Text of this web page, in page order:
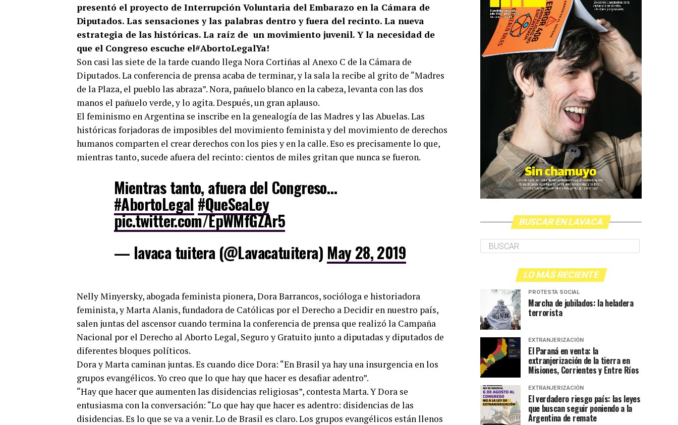
presentó el proyecto de Interrupción Voluntaria del Embarazo en la Cámara de
Diputados. Las sensaciones y las palabras dentro y fuera del recinto. La nueva
estrategia de las históricas. La raíz de un movimiento juvenil. Y la necesidad de
que el Congreso escuche el#AbortoLegalYa!
Son casi las siete de la tarde cuando llega Nora Cortiñas al Anexo C de la Cámara de
Diputados. La conferencia de prensa acaba de terminar, y la sala la recibe al grito de “Madres
de la Plaza, el pueblo las abraza”. Nora, pañuelo blanco en la cabeza, levanta con las dos
manos el pañuelo verde, y lo agita. Después, un gran aplauso.
El feminismo en Argentina se inscribe en la genealogía de las Madres y las Abuelas. Las
históricas forjadoras de imposibles del movimiento feminista y del movimiento de derechos
humanos comparten el crear derechos con los pies y en la calle. Eso es precisamente lo que,
mientras tanto, sucede afuera del recinto: cientos de miles gritan que nunca se fueron.
Mientras tanto, afuera del Congreso…
#AbortoLegal #QueSeaLey
pic.twitter.com/EpWMfGZAr5
— lavaca tuitera (@Lavacatuitera) May 28, 2019
Nelly Minyersky, abogada feminista pionera, Dora Barrancos, socióloga e historiadora
feminista, y Marta Alanis, fundadora de Católicas por el Derecho a Decidir en nuestro país,
salen juntas del ascensor cuando termina la conferencia de prensa que realizó la Campaña
Nacional por el Derecho al Aborto Legal, Seguro y Gratuito junto a diputadas y diputados de
diferentes bloques políticos.
Dora y Marta caminan juntas. Es cuando dice Dora: “En Brasil ya hay una insurgencia en los
grupos evangélicos. Yo creo que lo que hay que hacer es desafiar adentro”.
“Hay que hacer que aumenten las disidencias religiosas”, contesta Marta. Y Dora se
entusiasma con la conversación: “Lo que hay que hacer es adentro: disidencias de las
disidencias. Es lo que se va a venir. Lo de Brasil es claro. Los grupos evangélicos están llenos
BUSCAR EN LAVACA
LO MÁS RECIENTE
PROTESTA SOCIAL
Marcha de jubilados: la heladera
terrorista
EXTRANJERIZACIÓN
El Paraná en venta: la
extranjerización de la tierra en
Misiones, Corrientes y Entre Ríos
EXTRANJERIZACIÓN
El verdadero riesgo país: las leyes
que buscan seguir poniendo a la
Argentina de remate